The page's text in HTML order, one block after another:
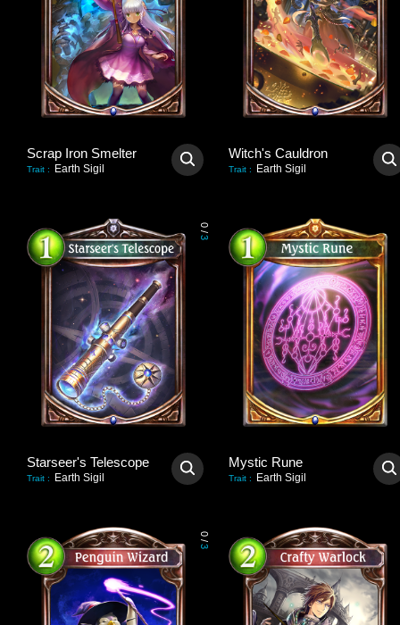
Scrap Iron Smelter
Trait : Earth Sigil
Witch's Cauldron
Trait : Earth Sigil
0
/
3
Starseer's Telescope
Trait : Earth Sigil
Mystic Rune
Trait : Earth Sigil
0
/
3